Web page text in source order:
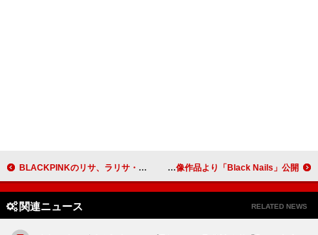
BLACKPINKのリサ、ラリサ・コミックスを立ち上げ＆グラフィック・ノベル発売へ ASP、日本武道館公演映像作品より「Black Nails」公開
関連ニュース RELATED NEWS